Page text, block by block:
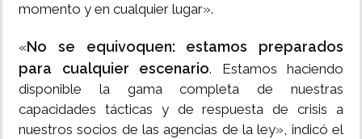
momento y en cualquier lugar».
«No se equivoquen: estamos preparados
para cualquier escenario. Estamos haciendo
disponible la gama completa de nuestras
capacidades tácticas y de respuesta de crisis a
nuestros socios de las agencias de la ley», indicó el